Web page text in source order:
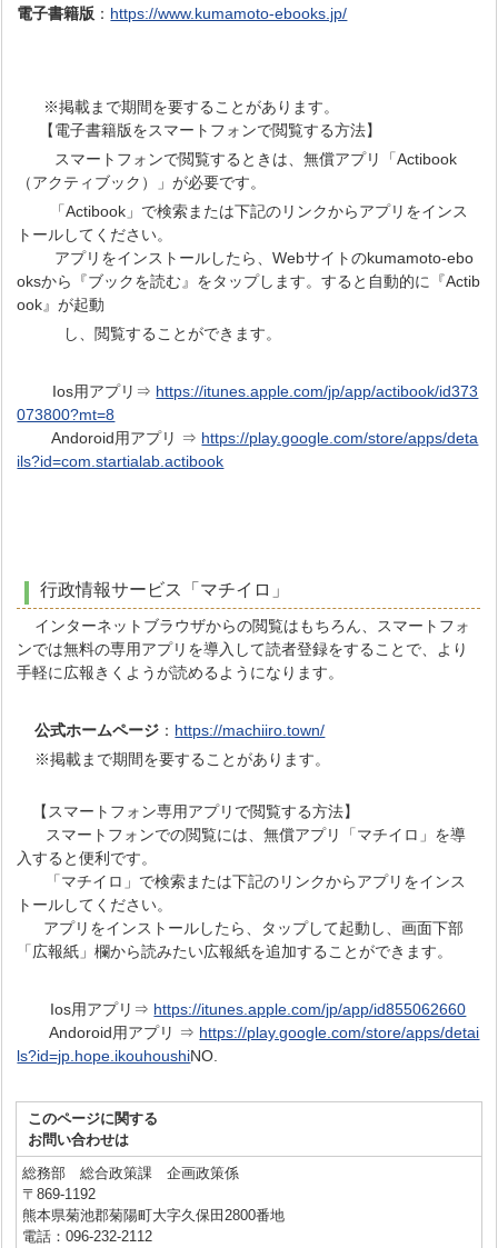
電子書籍版 ： https://www.kumamoto-ebooks.jp/
※掲載まで期間を要することがあります。
【電子書籍版をスマートフォンで閲覧する方法】
スマートフォンで閲覧するときは、無償アプリ「Actibook
（アクティブック）」が必要です。
「Actibook」で検索または下記のリンクからアプリをインス
トールしてください。
アプリをインストールしたら、Webサイトのkumamoto-ebo
oksから『ブックを読む』をタップします。すると自動的に『Actib
ook』が起動
し、閲覧することができます。
Ios用アプリ⇒ https://itunes.apple.com/jp/app/actibook/id373
073800?mt=8
Andoroid用アプリ ⇒ https://play.google.com/store/apps/deta
ils?id=com.startialab.actibook
行政情報サービス「マチイロ」
インターネットブラウザからの閲覧はもちろん、スマートフォ
ンでは無料の専用アプリを導入して読者登録をすることで、より
手軽に広報きくようが読めるようになります。
公式ホームページ ： https://machiiro.town/
※掲載まで期間を要することがあります。
【スマートフォン専用アプリで閲覧する方法】
スマートフォンでの閲覧には、無償アプリ「マチイロ」を導
入すると便利です。
「マチイロ」で検索または下記のリンクからアプリをインス
トールしてください。
アプリをインストールしたら、タップして起動し、画面下部
「広報紙」欄から読みたい広報紙を追加することができます。
Ios用アプリ⇒ https://itunes.apple.com/jp/app/id855062660
Andoroid用アプリ ⇒ https://play.google.com/store/apps/detai
ls?id=jp.hope.ikouhoushiNO.
このページに関する
お問い合わせは
総務部 総合政策課 企画政策係
〒869-1192
熊本県菊池郡菊陽町大字久保田2800番地
電話：096-232-2112